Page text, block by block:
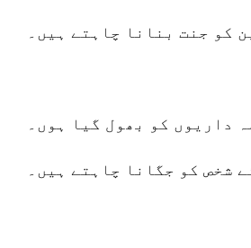
کو جنت بنانا چاہتے ہیں۔
داریوں کو بھول گیا ہوں۔
شخص کو جگانا چاہتے ہیں۔